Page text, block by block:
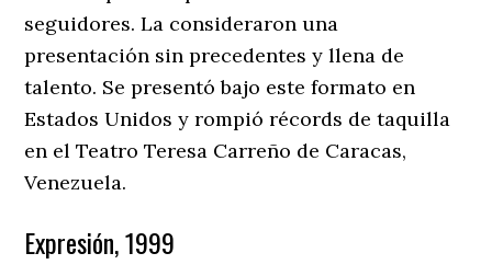
seguidores. La consideraron una
presentación sin precedentes y llena de
talento. Se presentó bajo este formato en
Estados Unidos y rompió récords de taquilla
en el Teatro Teresa Carreño de Caracas,
Venezuela.
Expresión, 1999